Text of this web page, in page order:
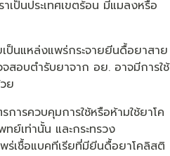
เป็นประเทศเขตร้อน มีแมลงหรือ
ป็นแหล่งแพร่กระจายยีนดื้อยาสาย
จสอบตำรับยาจาก อย. อาจมีการใช้
ย
รควบคุมการใช้หรือห้ามใช้ยาโค
ย์เท่านั้น และกระทรวง
ร่เชื้อแบคทีเรียที่มียีนดื้อยาโคลิสติ